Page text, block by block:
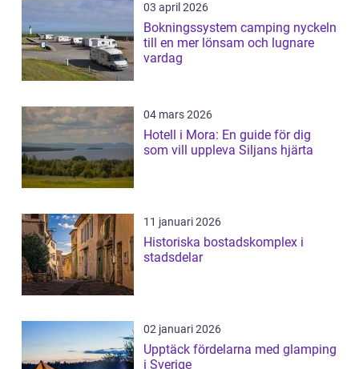
03 april 2026
Bokningssystem camping nyckeln
till en mer lönsam och lugnare
vardag
04 mars 2026
Hotell i Mora: En guide för dig
som vill uppleva Siljans hjärta
11 januari 2026
Historiska bostadskomplex i
stadsdelar
02 januari 2026
Upptäck fördelarna med glamping
i Sverige